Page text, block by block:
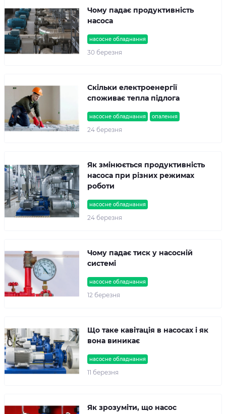
насосне обладнання
30 березня
Чому падає продуктивність
насоса
насосне обладнання опалення
24 березня
Скільки електроенергії
споживає тепла підлога
насосне обладнання
24 березня
Як змінюється продуктивність
насоса при різних режимах
роботи
насосне обладнання
12 березня
Чому падає тиск у насосній
системі
насосне обладнання
11 березня
Що таке кавітація в насосах і як
вона виникає
Як зрозуміти, що насос